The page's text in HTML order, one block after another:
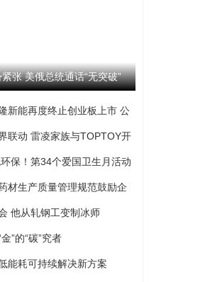
张 美俄总统通话“无突破”
新能再度终止创业板上市 公
申请文件
联动 雷凌家族与TOPTOY开
保！第34个爱国卫生月活动
材生产质量管理规范鼓励企
他从轧钢工变制冰师
”的“碳”究者
能耗可持续解决新方案